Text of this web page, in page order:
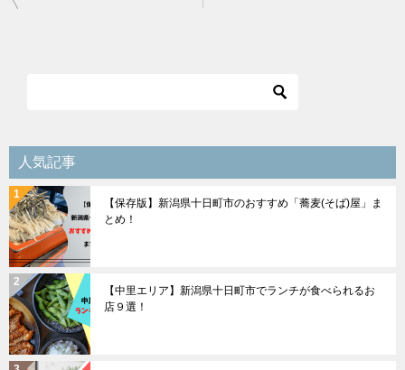
シ
ョ
ン
人気記事
【保存版】新潟県十日町市のおすすめ「蕎麦(そば)屋」ま
とめ！
【中里エリア】新潟県十日町市でランチが食べられるお
店９選！